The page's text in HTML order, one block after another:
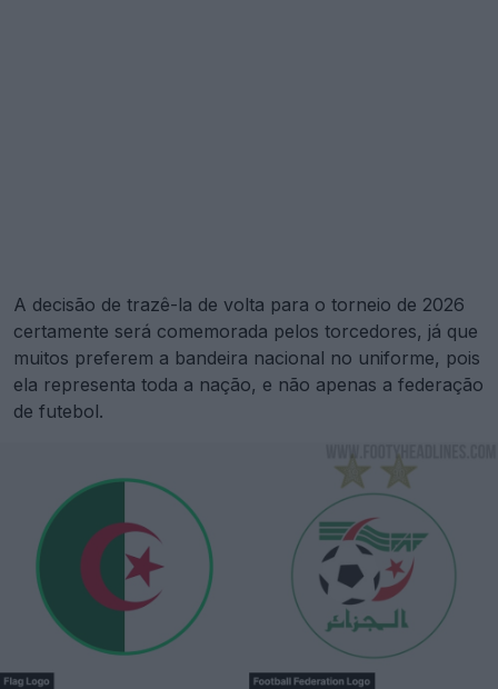
A decisão de trazê-la de volta para o torneio de 2026
certamente será comemorada pelos torcedores, já que
muitos preferem a bandeira nacional no uniforme, pois
ela representa toda a nação, e não apenas a federação
de futebol.